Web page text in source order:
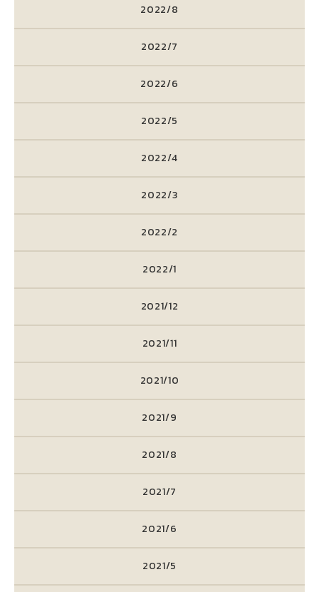
2022/8
2022/7
2022/6
2022/5
2022/4
2022/3
2022/2
2022/1
2021/12
2021/11
2021/10
2021/9
2021/8
2021/7
2021/6
2021/5